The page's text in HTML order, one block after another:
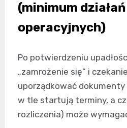
(minimum działań
operacyjnych)
Po potwierdzeniu
„zamrożenie się” i
uporządkować dokumenty
w tle startują terminy, a
rozliczenia) może